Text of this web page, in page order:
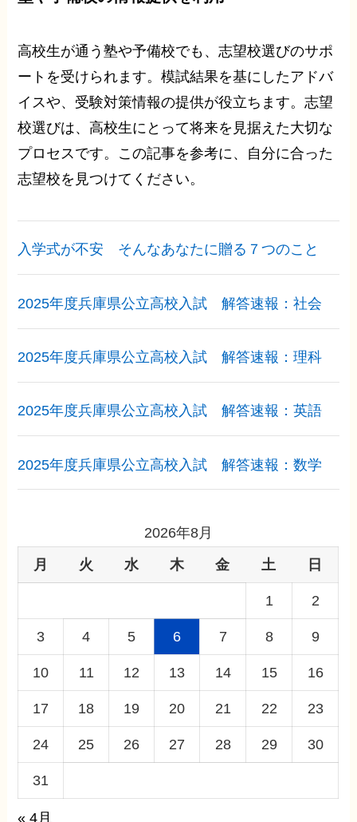
高校生が通う塾や予備校でも、志望校選びのサポ
ートを受けられます。模試結果を基にしたアドバ
イスや、受験対策情報の提供が役立ちます。志望
校選びは、高校生にとって将来を見据えた大切な
プロセスです。この記事を参考に、自分に合った
志望校を見つけてください。
入学式が不安 そんなあなたに贈る７つのこと
2025年度兵庫県公立高校入試 解答速報：社会
2025年度兵庫県公立高校入試 解答速報：理科
2025年度兵庫県公立高校入試 解答速報：英語
2025年度兵庫県公立高校入試 解答速報：数学
2026年8月
月 火 水 木 金 土 日
1 2
3 4 5 6 7 8 9
10 11 12 13 14 15 16
17 18 19 20 21 22 23
24 25 26 27 28 29 30
31
« 4月